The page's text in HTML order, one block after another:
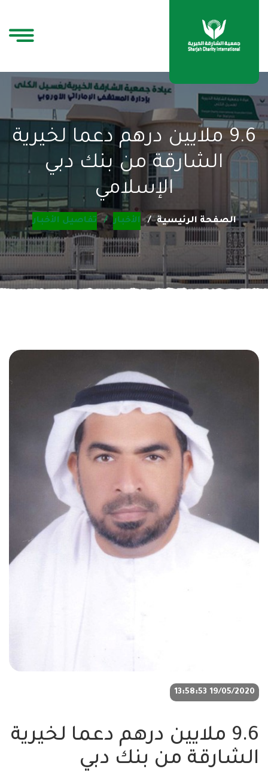
9.6 ملايين درهم دعما لخيرية
الشارقة من بنك دبي
الإسلامي
الصفحة الرئيسية الأخبار تفاصيل الأخبار
19/05/2020 13:58:53
9.6 ملايين درهم دعما لخيرية
الشارقة من بنك دبي